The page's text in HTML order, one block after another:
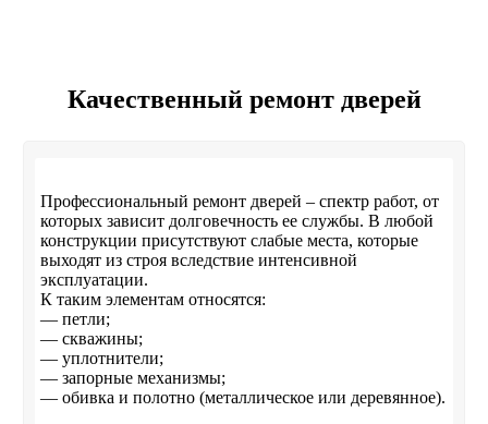
Качественный ремонт дверей
Профессиональный ремонт дверей – спектр работ, от
которых зависит долговечность ее службы. В любой
конструкции присутствуют слабые места, которые
выходят из строя вследствие интенсивной
эксплуатации.
К таким элементам относятся:
— петли;
— скважины;
— уплотнители;
— запорные механизмы;
— обивка и полотно (металлическое или деревянное).